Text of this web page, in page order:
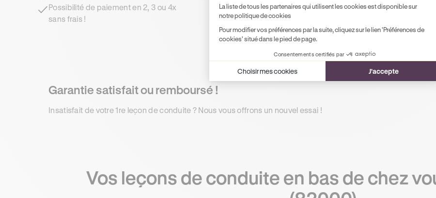
Possibilité de paiement en 2, 3 ou 4x
sans frais !
Possibilité de paiement en 2, 3 ou 4x
sans frais !
Garantie satisfait ou remboursé !
Insatisfait de votre 1re leçon de conduite ? Nous vous offrons un nouvel essai !
Vos leçons de conduite en bas de chez
La liste de tous les partenaires qui utilisent les cookies est disponible sur
notre politique de cookies
Pour modifier vos préférences par la suite, cliquez sur le lien 'Préférences de
cookies' situé dans le pied de page.
Consentements certifiés par
Choisir mes cookies J'accepte